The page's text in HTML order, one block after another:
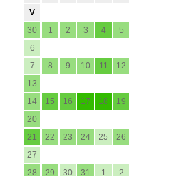
V
30
1 2 3 4
5
6
7
8 9 10 11
12
13
14
15 16 17 18
19
20
21
22 23 24 25
26
27
28
29 30 31 1
2